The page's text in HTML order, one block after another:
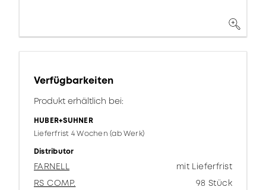
Verfügbarkeiten
Produkt erhältlich bei:
HUBER+SUHNER
Lieferfrist 4 Wochen (ab Werk)
Distributor
FARNELL
mit Lieferfrist
RS COMP.
98 Stück